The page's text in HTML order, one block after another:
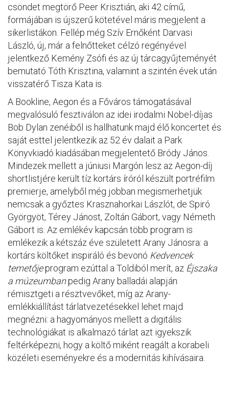
csöndet megtörő Peer Krisztián, aki 42 című,
formájában is újszerű kötetével máris megjelent a
sikerlistákon. Fellép még Szív Ernőként Darvasi
László, új, már a felnőtteket célzó regényével
jelentkező Kemény Zsófi és az új tárcagyűjteményét
bemutató Tóth Krisztina, valamint a szintén évek után
visszatérő Tisza Kata is.
A Bookline, Aegon és a Főváros támogatásával
megvalósuló fesztiválon az idei irodalmi Nobel-díjas
Bob Dylan zenéiből is hallhatunk majd élő koncertet és
saját esttel jelentkezik az 52 év dalait a Park
Könyvkiadó kiadásában megjelentető Bródy János.
Mindezek mellett a júniusi Margón lesz az Aegon-díj
shortlistjére került tíz kortárs íróról készült portréfilm
premierje, amelyből még jobban megismerhetjük
nemcsak a győztes Krasznahorkai Lászlót, de Spiró
Györgyöt, Térey Jánost, Zoltán Gábort, vagy Németh
Gábort is. Az emlékév kapcsán több program is
emlékezik a kétszáz éve született Arany Jánosra: a
kortárs költőket inspiráló és bevonó Kedvencek
temetőjeprogram ezúttal a Toldiból merít, az Éjszaka
a múzeumbanpedig Arany balladái alapján
rémisztgeti a résztvevőket, míg az Arany-
emlékkiállítást tárlatvezetésekkel lehet majd
megnézni: a hagyományos mellett a digitális
technológiákat is alkalmazó tárlat azt igyekszik
feltérképezni, hogy a költő miként reagált a korabeli
közéleti eseményekre és a modernitás kihívásaira.